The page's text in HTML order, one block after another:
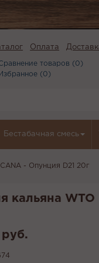
Оплата
товаров (0)
(0)
Бестабачная смесь
- Опунция D21 20г
кальяна
руб.